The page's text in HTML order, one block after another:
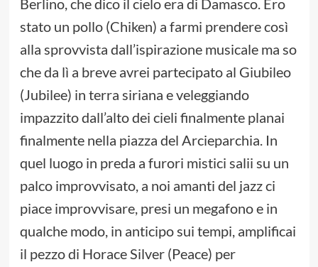
Berlino, che dico il cielo era di Damasco. Ero
stato un pollo (Chiken) a farmi prendere così
alla sprovvista dall’ispirazione musicale ma so
che da lì a breve avrei partecipato al Giubileo
(Jubilee) in terra siriana e veleggiando
impazzito dall’alto dei cieli finalmente planai
finalmente nella piazza del Arcieparchia. In
quel luogo in preda a furori mistici salii su un
palco improvvisato, a noi amanti del jazz ci
piace improvvisare, presi un megafono e in
qualche modo, in anticipo sui tempi, amplificai
il pezzo di Horace Silver (Peace) per